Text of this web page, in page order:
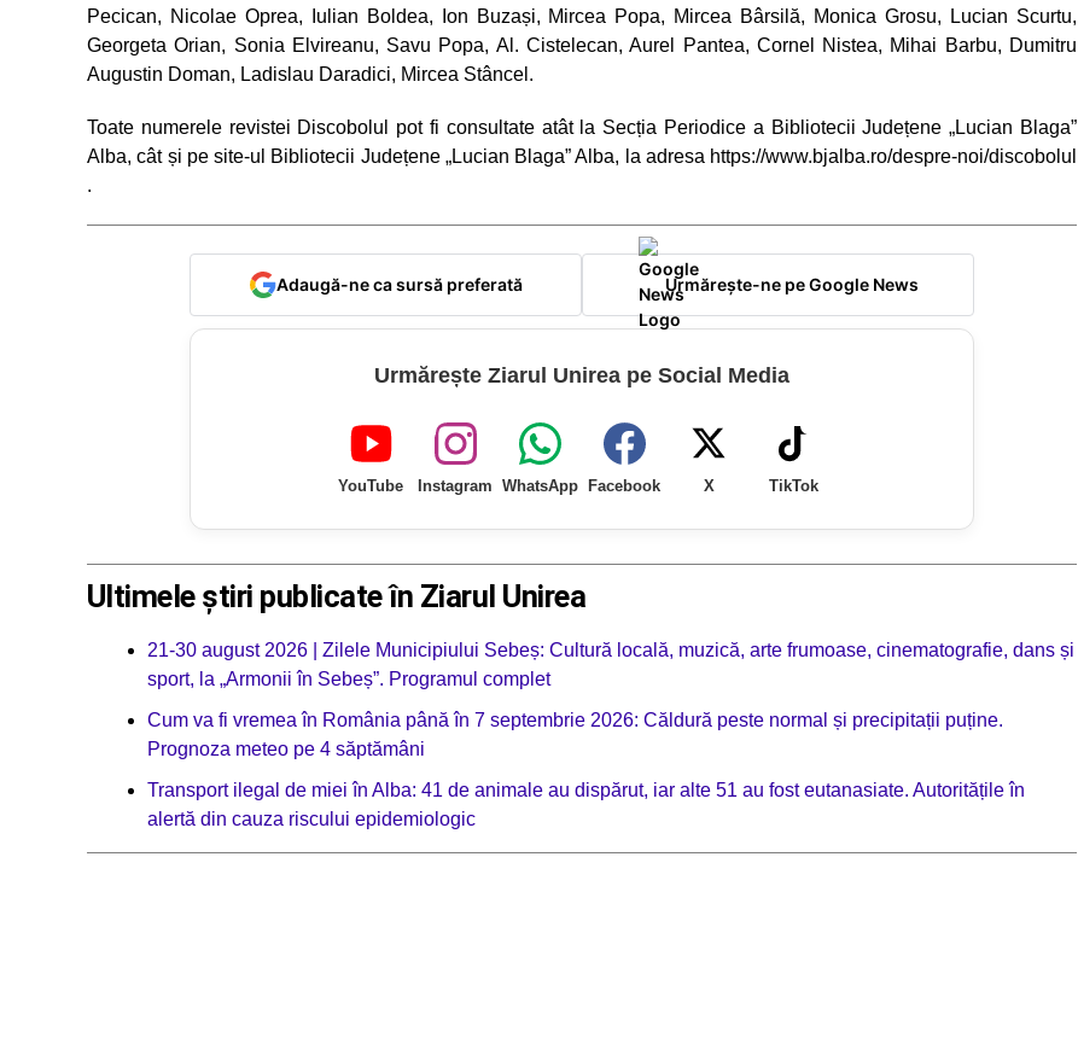
Pecican, Nicolae Oprea, Iulian Boldea, Ion Buzași, Mircea Popa, Mircea Bârsilă, Monica Grosu, Lucian Scurtu,
Georgeta Orian, Sonia Elvireanu, Savu Popa, Al. Cistelecan, Aurel Pantea, Cornel Nistea, Mihai Barbu, Dumitru
Augustin Doman, Ladislau Daradici, Mircea Stâncel.
Toate numerele revistei Discobolul pot fi consultate atât la Secția Periodice a Bibliotecii Județene „Lucian Blaga”
Alba, cât și pe site-ul Bibliotecii Județene „Lucian Blaga” Alba, la adresa https://www.bjalba.ro/despre-noi/discobolul
.
Adaugă-ne ca sursă preferată Urmărește-ne pe Google News
Urmărește Ziarul Unirea pe Social Media
YouTube Instagram WhatsApp Facebook X TikTok
Ultimele știri publicate în Ziarul Unirea
21-30 august 2026 | Zilele Municipiului Sebeș: Cultură locală, muzică, arte frumoase, cinematografie, dans și
sport, la „Armonii în Sebeș”. Programul complet
Cum va fi vremea în România până în 7 septembrie 2026: Căldură peste normal și precipitații puține.
Prognoza meteo pe 4 săptămâni
Transport ilegal de miei în Alba: 41 de animale au dispărut, iar alte 51 au fost eutanasiate. Autoritățile în
alertă din cauza riscului epidemiologic